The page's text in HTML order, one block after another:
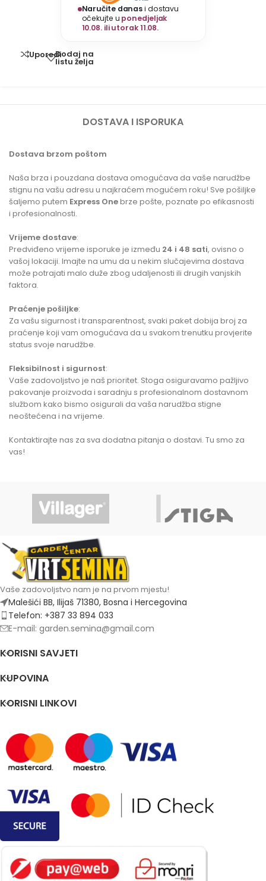
Naručite danasi dostavu
očekujte u ponedjeljak
10.08. ili utorak 11.08.
UporediDodaj na
listu želja
DOSTAVA I ISPORUKA
Dostava brzom poštom
Naša brza i pouzdana dostava omogućava da vaše narudžbe
stignu na vašu adresu u najkraćem mogućem roku! Sve pošiljke
šaljemo putem Express Onebrze pošte, poznate po efikasnosti
i profesionalnosti.
Vrijeme dostave:
Predviđeno vrijeme isporuke je između 24 i 48 sati, ovisno o
vašoj lokaciji. Imajte na umu da u nekim slučajevima dostava
može potrajati malo duže zbog udaljenosti ili drugih vanjskih
faktora.
Praćenje pošiljke:
Za vašu sigurnost i transparentnost, svaki paket dobija broj za
praćenje koji vam omogućava da u svakom trenutku provjerite
status svoje narudžbe.
Fleksibilnost i sigurnost:
Vaše zadovoljstvo je naš prioritet. Stoga osiguravamo pažljivo
pakovanje proizvoda i saradnju s profesionalnom dostavnom
službom kako bismo osigurali da vaša narudžba stigne
neoštećena i na vrijeme.
Kontaktirajte nas za sva dodatna pitanja o dostavi. Tu smo za
vas!
Vaše zadovoljstvo nam je na prvom mjestu!
Malešići BB, Ilijaš 71380, Bosna i Hercegovina
Telefon: +387 33 894 033
E-mail: garden.semina@gmail.com
KORISNI SAVJETI
KUPOVINA
KORISNI LINKOVI